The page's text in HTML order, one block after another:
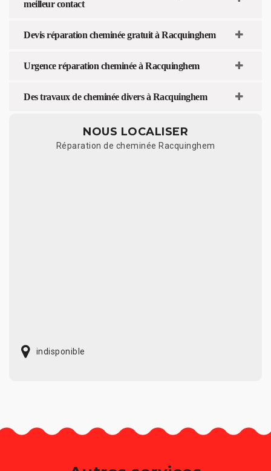
meilleur contact
Devis réparation cheminée gratuit à Racquinghem
Urgence réparation cheminée à Racquinghem
Des travaux de cheminée divers à Racquinghem
NOUS LOCALISER
Réparation de cheminée Racquinghem
indisponible